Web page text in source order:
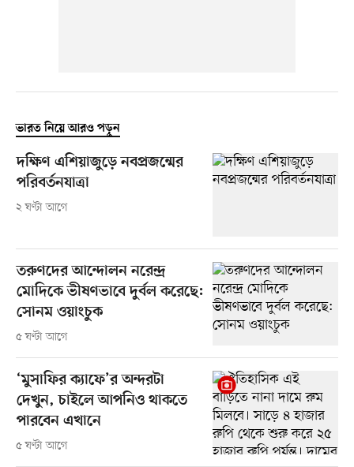
ভারত নিয়ে আরও পড়ুন
দক্ষিণ এশিয়াজুড়ে নবপ্রজন্মের
পরিবর্তনযাত্রা
২ ঘণ্টা আগে
তরুণদের আন্দোলন নরেন্দ্র
মোদিকে ভীষণভাবে দুর্বল করেছে:
সোনম ওয়াংচুক
৫ ঘণ্টা আগে
‘মুসাফির ক্যাফে’র অন্দরটা
দেখুন, চাইলে আপনিও থাকতে
পারবেন এখানে
৫ ঘণ্টা আগে